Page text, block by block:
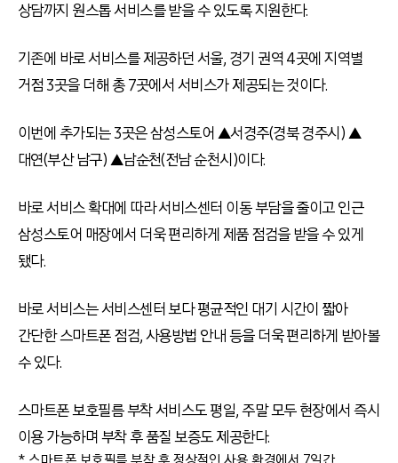
상담까지 원스톱 서비스를 받을 수 있도록 지원한다.
기존에 바로 서비스를 제공하던 서울, 경기 권역 4곳에 지역별
거점 3곳을 더해 총 7곳에서 서비스가 제공되는 것이다.
이번에 추가되는 3곳은 삼성스토어 ▲서경주(경북 경주시) ▲
대연(부산 남구) ▲남순천(전남 순천시)이다.
바로 서비스 확대에 따라 서비스센터 이동 부담을 줄이고 인근
삼성스토어 매장에서 더욱 편리하게 제품 점검을 받을 수 있게
됐다.
바로 서비스는 서비스센터 보다 평균적인 대기 시간이 짧아
간단한 스마트폰 점검, 사용방법 안내 등을 더욱 편리하게 받아볼
수 있다.
스마트폰 보호필름 부착 서비스도 평일, 주말 모두 현장에서 즉시
이용 가능하며 부착 후 품질 보증도 제공한다.